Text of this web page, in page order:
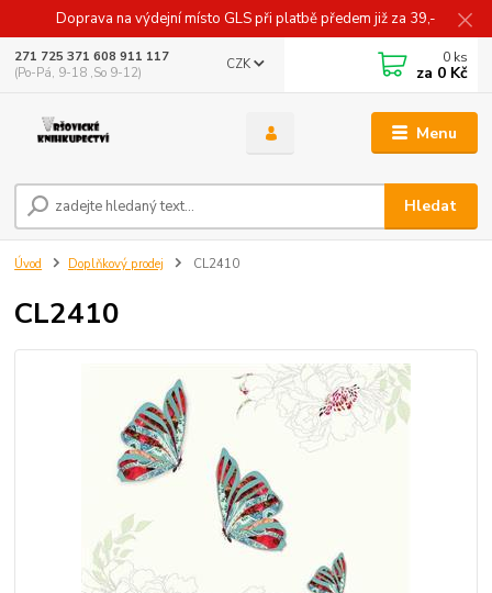
Doprava na výdejní místo GLS při platbě předem již za 39,-
Menu
CZK
Hledat
271 725 371 608 911 117
(Po-Pá, 9-18 ,So 9-12)
0 ks
za 0 Kč
Úvod Doplňkový prodej CL2410
CL2410